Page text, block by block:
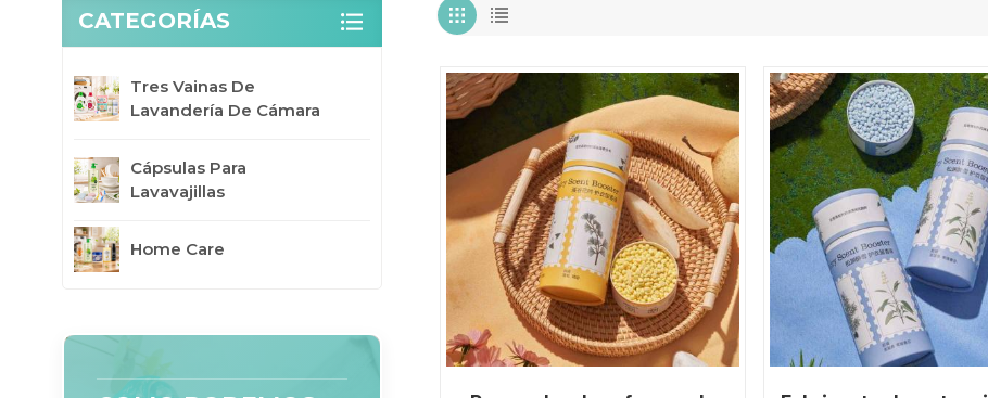
CATEGORÍAS
Tres Vainas De
Lavandería De Cámara
Cápsulas Para
Lavavajillas
Home Care